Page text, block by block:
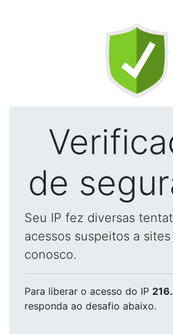
de
Seu IP fez diversas
acessos suspeitos a
conosco.
Para liberar o acesso do IP
responda ao desafio abaixo.